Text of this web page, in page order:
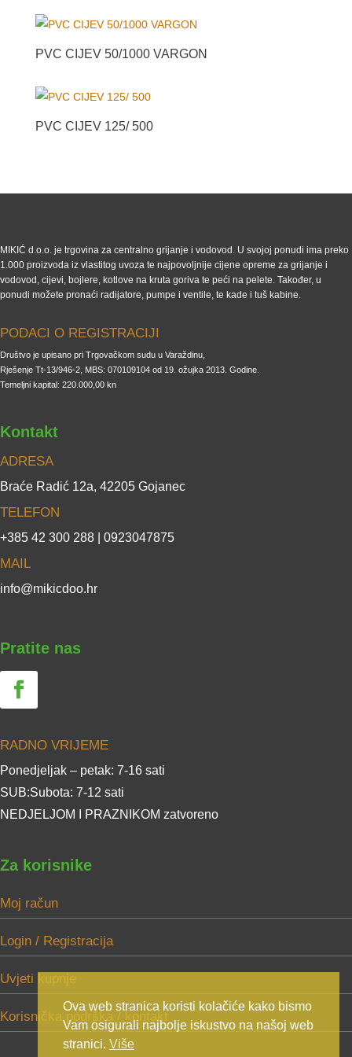
PVC CIJEV 50/1000 VARGON
PVC CIJEV 125/ 500
MIKIĆ d.o.o. je trgovina za centralno grijanje i vodovod. U svojoj ponudi ima preko
1.000 proizvoda iz vlastitog uvoza te najpovoljnije cijene opreme za grijanje i
vodovod, cijevi, bojlere, kotlove na kruta goriva te peći na pelete. Također, u
ponudi možete pronaći radijatore, pumpe i ventile, te kade i tuš kabine.
PODACI O REGISTRACIJI
Društvo je upisano pri Trgovačkom sudu u Varaždinu,
Rješenje Tt-13/946-2, MBS: 070109104 od 19. ožujka 2013. Godine.
Temeljni kapital: 220.000,00 kn
Kontakt
ADRESA
Braće Radić 12a, 42205 Gojanec
TELEFON
+385 42 300 288 | 0923047875
MAIL
info@mikicdoo.hr
Pratite nas
RADNO VRIJEME
Ponedjeljak – petak: 7-16 sati
SUB:Subota: 7-12 sati
NEDJELJOM I PRAZNIKOM zatvoreno
Za korisnike
Moj račun
Login / Registracija
Uvjeti kupnje
Korisnička podrška / kontakt
Ova web stranica koristi kolačiće kako bismo
Vam osigurali najbolje iskustvo na našoj web
stranici. Više